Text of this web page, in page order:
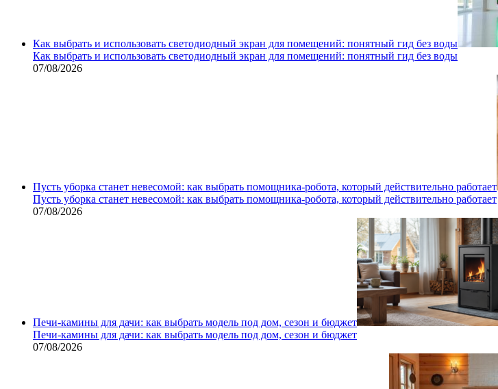
Как выбрать и использовать светодиодный экран для помещений: понятный гид без воды
Как выбрать и использовать светодиодный экран для помещений: понятный гид без воды
07/08/2026
Пусть уборка станет невесомой: как выбрать помощника‑робота, который действительно работает
Пусть уборка станет невесомой: как выбрать помощника‑робота, который действительно работает
07/08/2026
Печи-камины для дачи: как выбрать модель под дом, сезон и бюджет
Печи-камины для дачи: как выбрать модель под дом, сезон и бюджет
07/08/2026